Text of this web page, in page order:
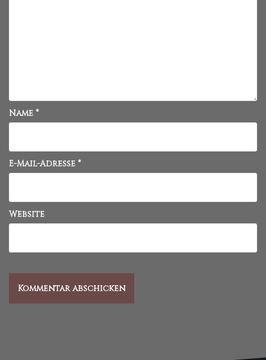
Name *
E-Mail-Adresse *
Website